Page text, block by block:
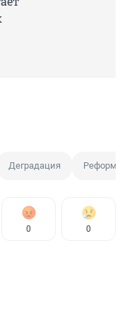
Деградация Реформа
0 0